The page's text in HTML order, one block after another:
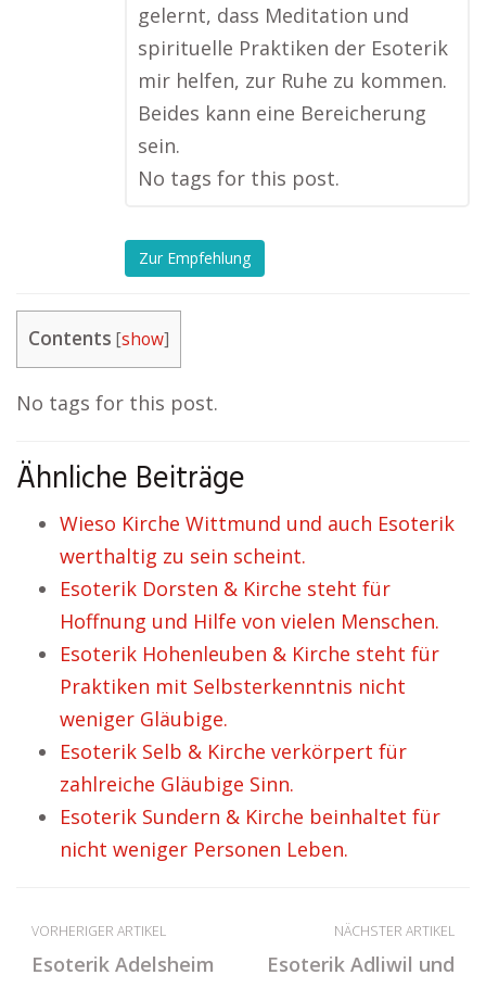
gelernt, dass Meditation und
spirituelle Praktiken der Esoterik
mir helfen, zur Ruhe zu kommen.
Beides kann eine Bereicherung
sein.
No tags for this post.
Zur Empfehlung
Contents [show]
No tags for this post.
Ähnliche Beiträge
Wieso Kirche Wittmund und auch Esoterik
werthaltig zu sein scheint.
Esoterik Dorsten & Kirche steht für
Hoffnung und Hilfe von vielen Menschen.
Esoterik Hohenleuben & Kirche steht für
Praktiken mit Selbsterkenntnis nicht
weniger Gläubige.
Esoterik Selb & Kirche verkörpert für
zahlreiche Gläubige Sinn.
Esoterik Sundern & Kirche beinhaltet für
nicht weniger Personen Leben.
VORHERIGER ARTIKEL
Esoterik Adelsheim
NÄCHSTER ARTIKEL
Esoterik Adliwil und